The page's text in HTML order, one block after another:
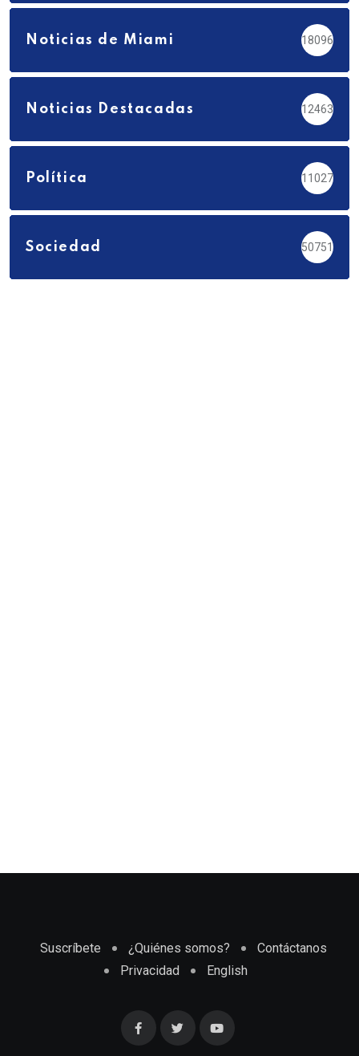
Noticias de Miami 18096
Noticias Destacadas 12463
Política 11027
Sociedad 50751
Suscríbete ¿Quiénes somos?
Contáctanos
Privacidad
English